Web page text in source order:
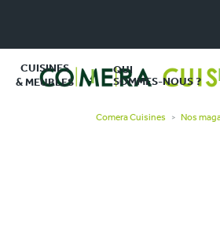
CUISINES
& MEUBLES
QUI
SOMMES-NOUS ?
Comera Cuisines > Nos